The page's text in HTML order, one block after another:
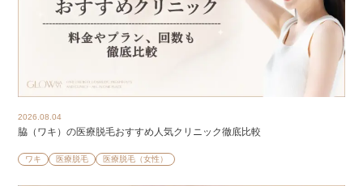
2026.08.04
脇（ワキ）の医療脱毛おすすめ人気クリニック徹底比較
ワキ 医療脱毛 医療脱毛（女性）